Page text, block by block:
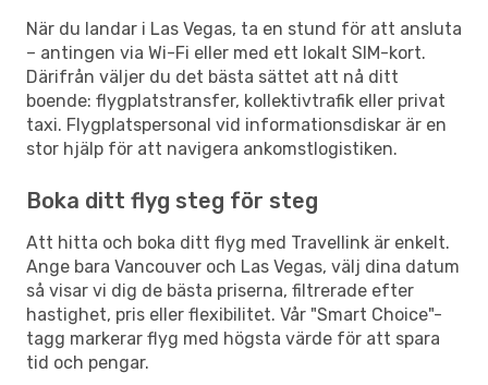
När du landar i Las Vegas, ta en stund för att ansluta
– antingen via Wi-Fi eller med ett lokalt SIM-kort.
Därifrån väljer du det bästa sättet att nå ditt
boende: flygplatstransfer, kollektivtrafik eller privat
taxi. Flygplatspersonal vid informationsdiskar är en
stor hjälp för att navigera ankomstlogistiken.
Boka ditt flyg steg för steg
Att hitta och boka ditt flyg med Travellink är enkelt.
Ange bara Vancouver och Las Vegas, välj dina datum
så visar vi dig de bästa priserna, filtrerade efter
hastighet, pris eller flexibilitet. Vår "Smart Choice"-
tagg markerar flyg med högsta värde för att spara
tid och pengar.